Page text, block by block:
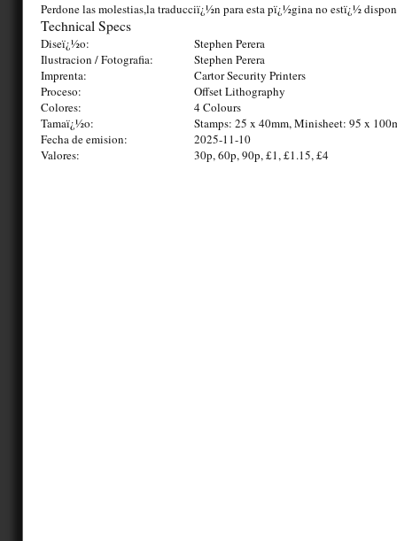
Perdone las molestias,la traducciï¿½n para esta pï¿½gina no estï¿½
Technical Specs
Diseï¿½o:
Stephen Perera
Ilustracion / Fotografia:
Stephen Perera
Imprenta:
Cartor Security Printers
Proceso:
Offset Lithography
Colores:
4 Colours
Tamaï¿½o:
Stamps: 25 x 40mm, Minisheet: 95 x
Fecha de emision:
2025-11-10
Valores:
30p, 60p, 90p, £1, £1.15, £4